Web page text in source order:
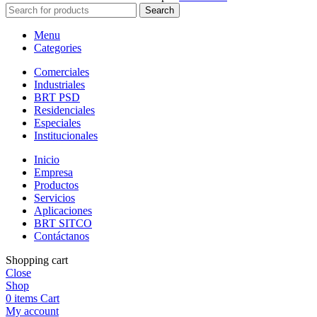
Search
Menu
Categories
Comerciales
Industriales
BRT PSD
Residenciales
Especiales
Institucionales
Inicio
Empresa
Productos
Servicios
Aplicaciones
BRT SITCO
Contáctanos
Shopping cart
Close
Shop
0 items Cart
My account